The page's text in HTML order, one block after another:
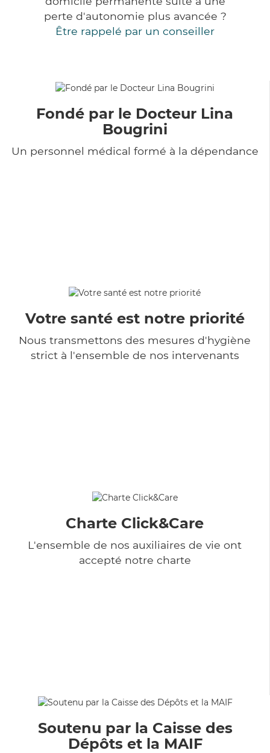
perte d'autonomie plus avancée ?
Être rappelé par un conseiller
Fondé par le Docteur Lina
Bougrini
Un personnel médical formé à la dépendance
Votre santé est notre priorité
Nous transmettons des mesures d'hygiène
strict à l'ensemble de nos intervenants
Charte Click&Care
L'ensemble de nos auxiliaires de vie ont
accepté notre charte
Soutenu par la Caisse des
Dépôts et la MAIF